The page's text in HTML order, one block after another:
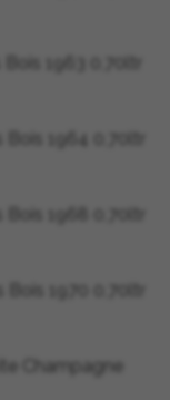
1963 0,70ltr
1964 0,70ltr
1968 0,70ltr
1970 0,70ltr
Champagne